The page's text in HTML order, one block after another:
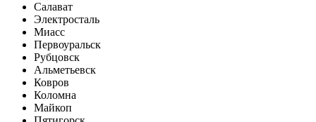
Салават
Электросталь
Миасс
Первоуральск
Рубцовск
Альметьевск
Ковров
Коломна
Майкоп